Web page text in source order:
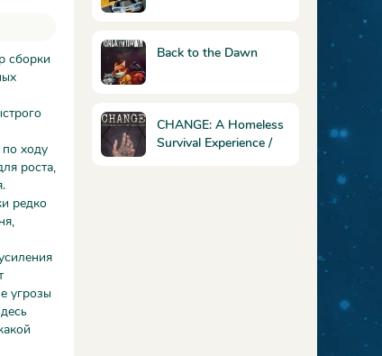
сборки
ходу
роста,
редко
угрозы
Back to the Dawn
CHANGE: A Homeless
Survival Experience /